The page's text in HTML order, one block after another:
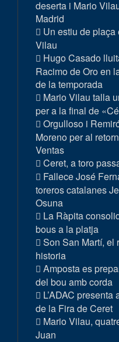
deserta i Mario
Madrid
Un estiu de
Vilau
Hugo Casado
Racimo de Oro en
de la temporada
Mario Vilau talla
per a la final de
Orgulloso i
Moreno per al
Ventas
Ceret, a toro
Fallece José
toreros catalanes
Osuna
La Ràpita
bous a la platja
Son San Martí, el
historia
Amposta es
del bou amb corda
L’ADAC
de la Fira de Ceret
Mario Vilau,
Juan